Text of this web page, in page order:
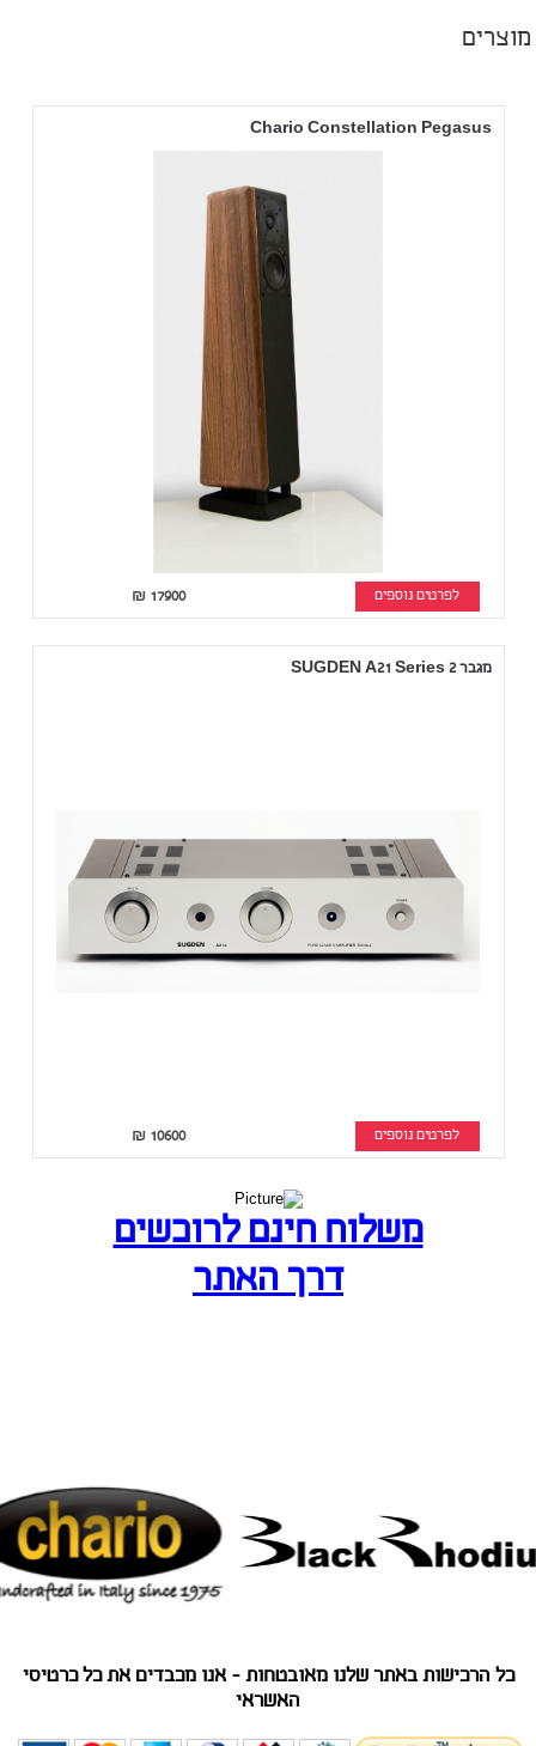
מוצרים
Chario Constellation Pegasus
לפרטים נוספים 17900
₪
מגבר SUGDEN A21 Series 2
לפרטים נוספים 10600
₪
משלוח חינם לרוכשים
דרך האתר
כל הרכישות באתר שלנו מאובטחות - אנו מכבדים את כל כרטיסי
האשראי